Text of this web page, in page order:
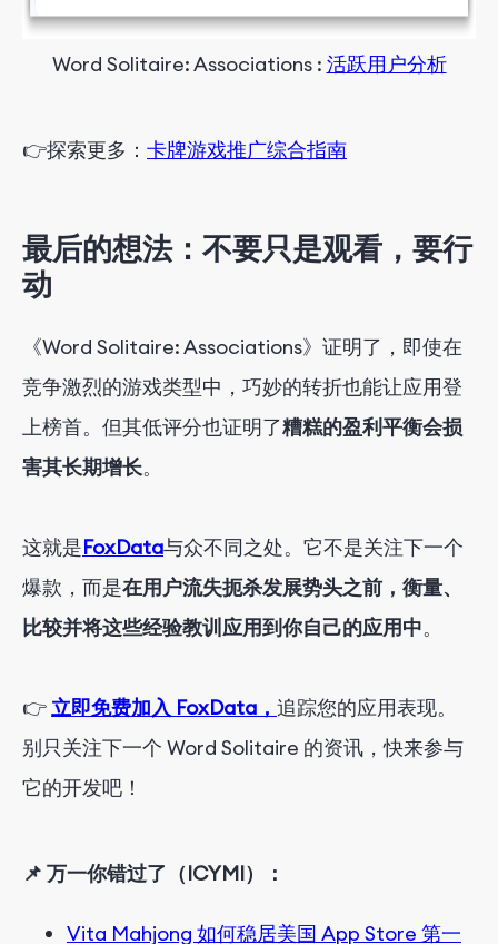
Word Solitaire: Associations : 活跃用户分析
👉探索更多 ： 卡牌游戏推广综合指南
最后的想法：不要只是观看，要行
动
《Word Solitaire: Associations》证明了，即使在
竞争激烈的游戏类型中，巧妙的转折也能让应用登
上榜首。但其低评分也证明了糟糕的盈利平衡会损
害其长期增长。
这就是FoxData与众不同之处。它不是关注下一个
爆款，而是在用户流失扼杀发展势头之前，衡量、
比较并将这些经验教训应用到你自己的应用中。
👉 立即免费加入 FoxData， 追踪您的应用表现。
别只关注下一个 Word Solitaire 的资讯，快来参与
它的开发吧！
📌 万一你错过了（ICYMI）：
Vita Mahjong 如何稳居美国 App Store 第一